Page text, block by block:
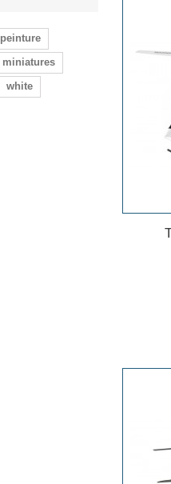
peinture
miniatures
white